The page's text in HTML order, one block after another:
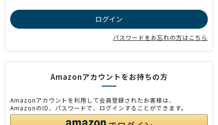
パスワードをお忘れの方はこちら
Amazonアカウントをお持ちの方
Amazonアカウントを利用して会員登録されたお客様は、
AmazonのID、パスワードで、ログインすることができます。